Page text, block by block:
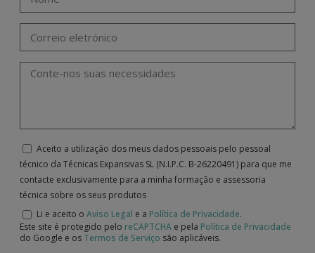
Aceito a utilização dos meus dados pessoais pelo pessoal
técnico da Técnicas Expansivas SL (N.I.P.C. B-26220491) para que me
contacte exclusivamente para a minha formação e assessoria
técnica sobre os seus produtos
Li e aceito o Aviso Legal e a Política de Privacidade.
Este site é protegido pelo reCAPTCHA e pela Política de Privacidade
do Google e os Termos de Serviço são aplicáveis.